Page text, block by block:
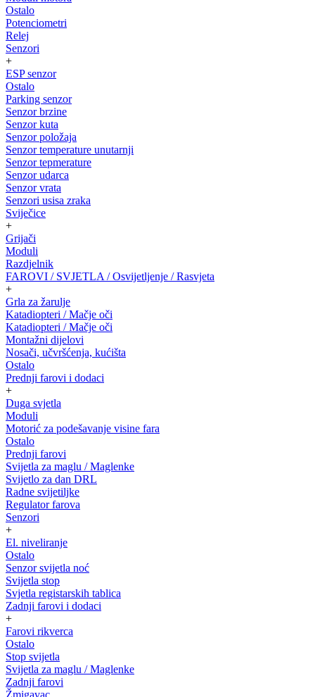
Ostalo
Potenciometri
Relej
Senzori
+
ESP senzor
Ostalo
Parking senzor
Senzor brzine
Senzor kuta
Senzor položaja
Senzor temperature unutarnji
Senzor tepmerature
Senzor udarca
Senzor vrata
Senzori usisa zraka
Sviječice
+
Grijači
Moduli
Razdjelnik
FAROVI / SVJETLA / Osvijetljenje / Rasvjeta
+
Grla za žarulje
Katadiopteri / Mačje oči
Katadiopteri / Mačje oči
Montažni dijelovi
Nosači, učvršćenja, kućišta
Ostalo
Prednji farovi i dodaci
+
Duga svjetla
Moduli
Motorić za podešavanje visine fara
Ostalo
Prednji farovi
Svijetla za maglu / Maglenke
Svijetlo za dan DRL
Radne svijetiljke
Regulator farova
Senzori
+
El. niveliranje
Ostalo
Senzor svijetla noć
Svijetla stop
Svjetla registarskih tablica
Zadnji farovi i dodaci
+
Farovi rikverca
Ostalo
Stop svijetla
Svijetla za maglu / Maglenke
Zadnji farovi
Žmigavac